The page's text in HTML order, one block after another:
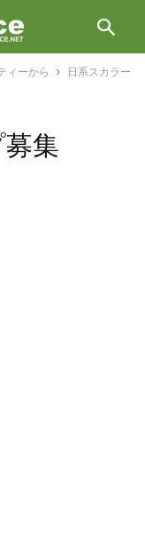
ィーから
日系スカラー
集